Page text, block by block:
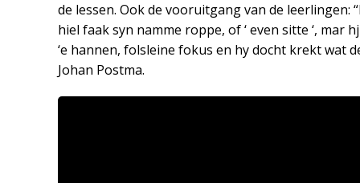
de lessen. Ook de vooruitgang van de leerlingen:
hiel faak syn namme roppe, of ‘ even sitte ‘,
‘e hannen, folsleine fokus en hy docht krekt wat
Johan Postma.